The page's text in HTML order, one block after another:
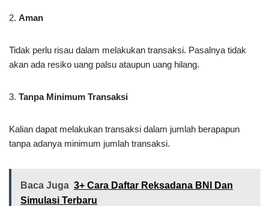
2. Aman
Tidak perlu risau dalam melakukan transaksi. Pasalnya tidak
akan ada resiko uang palsu ataupun uang hilang.
3. Tanpa Minimum Transaksi
Kalian dapat melakukan transaksi dalam jumlah berapapun
tanpa adanya minimum jumlah transaksi.
Baca Juga 3+ Cara Daftar Reksadana BNI Dan
Simulasi Terbaru